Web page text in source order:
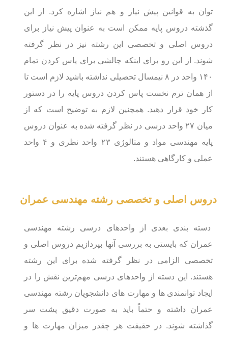
توان به قوانین پیش نیاز و هم نیاز اشاره کرد. از این
گذشته دروس پایه ممکن است به عنوان پیش نیاز برای
دروس اصلی و تخصصی این رشته نیز در نظر گرفته
شوند. از این رو برای اینکه چالشی برای پاس کردن تمام
۱۴۰ واحد در ۸ نیمسال تحصیلی نداشته باشید لازم است تا
از همان ترم نخست پاس کردن دروس پایه را در دستور
کار خود قرار دهید. همچنین لازم به توضیح است که از
میان ۲۷ واحد درسی در نظر گرفته شده به عنوان دروس
پایه مهندسی مواد و متالوژی ۲۳ واحد نظری و ۴ واحد
عملی و کارگاهی هستند.
دروس اصلی و تخصصی رشته مهندسی عمران
دسته بندی بعدی از واحدهای درسی رشته مهندسی
عمران که بایستی به بررسی آنها بپردازیم دروس اصلی و
تخصصی الزامی در نظر گرفته شده برای این رشته
هستند. این دسته از واحدهای درسی مهم‌ترین نقش را در
ایجاد توانمندی ها و مهارت های دانشجویان رشته مهندسی
عمران داشته و حتماً باید به صورت دقیق پشت سر
گذاشته شوند. در حقیقت هر چقدر میزان مهارت ها و